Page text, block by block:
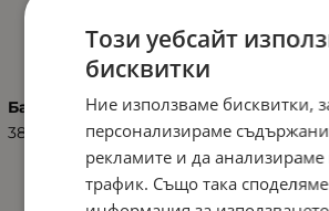
Баркод (ISBN, UPC, др.)
3800166100029
Този уебсайт
бисквитки
Ние използваме бисквитки,
персонализираме
рекламите и да
трафик. Също така споделяме